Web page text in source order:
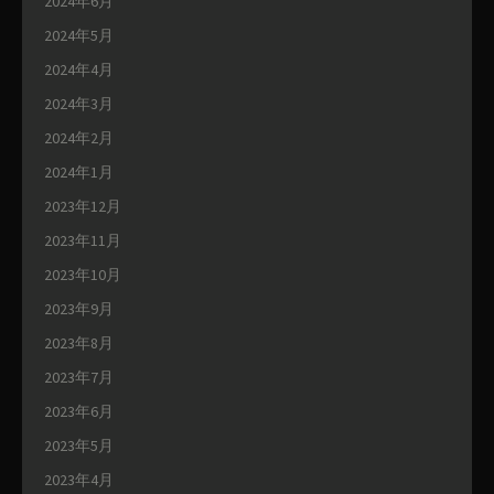
2024年5月
2024年4月
2024年3月
2024年2月
2024年1月
2023年12月
2023年11月
2023年10月
2023年9月
2023年8月
2023年7月
2023年6月
2023年5月
2023年4月